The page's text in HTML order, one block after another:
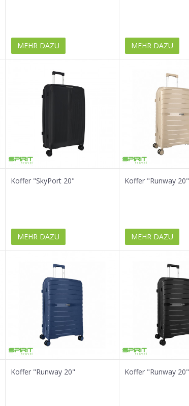
MEHR DAZU MEHR DAZU
Koffer "SkyPort 20"
MEHR DAZU
Koffer "Runway 20"
MEHR DAZU
Koffer "Runway 20" Koffer "Runway 20"